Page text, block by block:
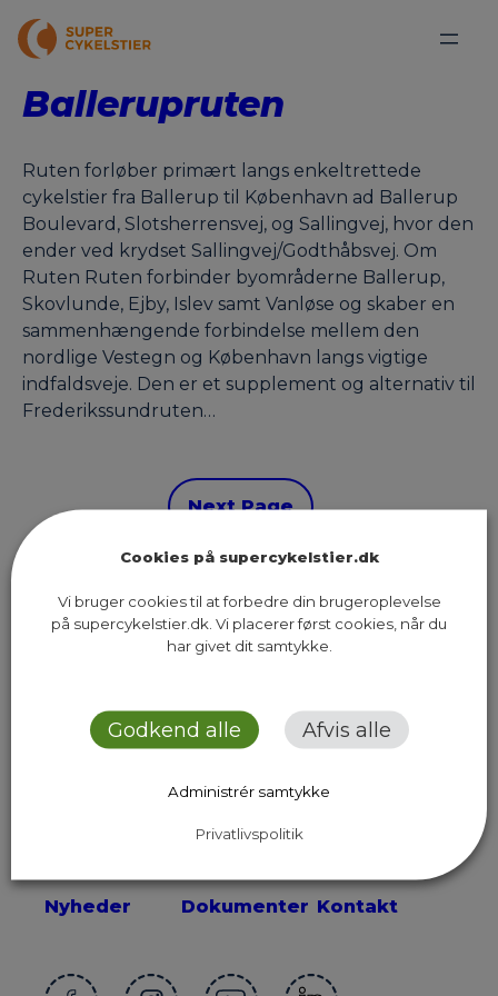
Ballerupruten
Ruten forløber primært langs enkeltrettede
cykelstier fra Ballerup til København ad Ballerup
Boulevard, Slotsherrensvej, og Sallingvej, hvor den
ender ved krydset Sallingvej/Godthåbsvej. Om
Ruten Ruten forbinder byområderne Ballerup,
Skovlunde, Ejby, Islev samt Vanløse og skaber en
sammenhængende forbindelse mellem den
nordlige Vestegn og København langs vigtige
indfaldsveje. Den er et supplement og alternativ til
Frederikssundruten…
Next Page
2300 København S
Send os en email
Nyheder Dokumenter Kontakt
Cookies på supercykelstier.dk
Vi bruger cookies til at forbedre din brugeroplevelse
på supercykelstier.dk. Vi placerer først cookies, når du
har givet dit samtykke.
Godkend alle Afvis alle
Administrér samtykke
Privatlivspolitik